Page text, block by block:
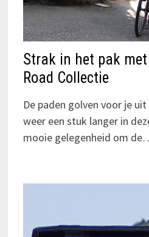
Strak in het pak
Road Collectie
De paden golven voor je
weer een stuk langer in
mooie gelegenheid om